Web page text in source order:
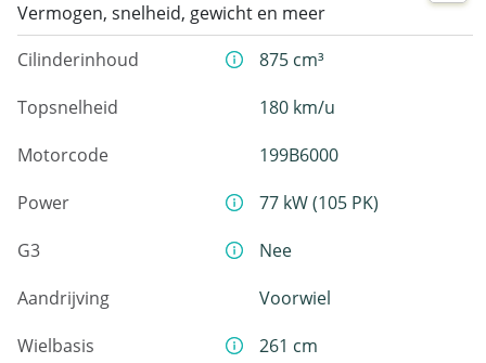
Vermogen, snelheid, gewicht en meer
Cilinderinhoud
875 cm³
Topsnelheid
180 km/u
Motorcode
199B6000
Power
77 kW (105 PK)
G3
Nee
Aandrijving
Voorwiel
Wielbasis
261 cm